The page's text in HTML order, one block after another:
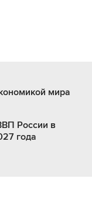
мира
России в
года